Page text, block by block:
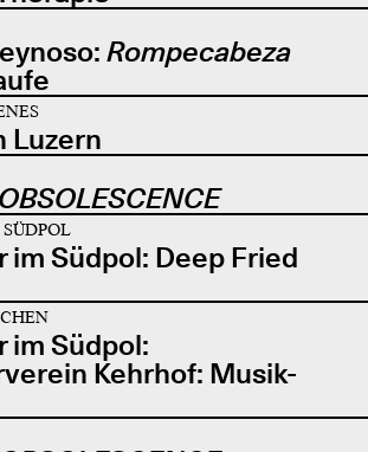
Rompecabeza
Luzern
OBSOLESCENCE
im Südpol: Deep Fried
im Südpol:
Kehrhof: Musik-